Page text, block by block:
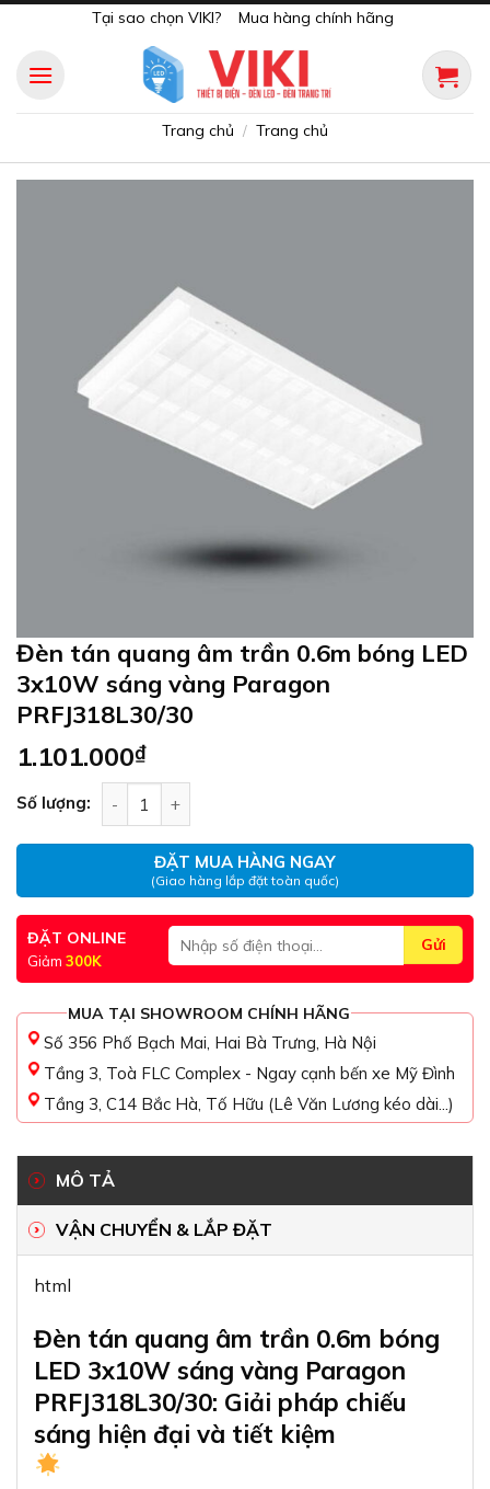
content
Tại sao chọn VIKI? Mua hàng chính hãng
Trang chủ / Trang chủ
Đèn tán quang âm trần 0.6m bóng LED
3x10W sáng vàng Paragon
PRFJ318L30/30
1.101.000₫
Số lượng:
ĐẶT MUA HÀNG NGAY
(Giao hàng lắp đặt toàn quốc)
ĐẶT ONLINE
Giảm 300K
MUA TẠI SHOWROOM CHÍNH HÃNG
Số 356 Phố Bạch Mai, Hai Bà Trưng, Hà Nội
Tầng 3, Toà FLC Complex - Ngay cạnh bến xe Mỹ Đình
Tầng 3, C14 Bắc Hà, Tố Hữu (Lê Văn Lương kéo dài...)
MÔ TẢ
VẬN CHUYỂN & LẮP ĐẶT
html
Đèn tán quang âm trần 0.6m bóng
LED 3x10W sáng vàng Paragon
PRFJ318L30/30: Giải pháp chiếu
sáng hiện đại và tiết kiệm